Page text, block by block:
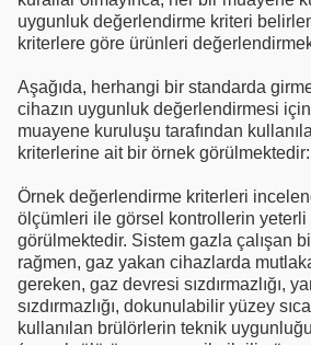
uygunluk değerlendirme kriteri
kriterlere göre ürünleri
Aşağıda, herhangi bir standarda
cihazın uygunluk değerlendirmesi
muayene kuruluşu tarafından
kriterlerine ait bir örnek görülmektedir:
Örnek değerlendirme kriterleri
ölçümleri ile görsel kontrollerin
görülmektedir. Sistem gazla çalışan
rağmen, gaz yakan cihazlarda
gereken, gaz devresi sızdırmazlığı,
sızdırmazlığı, dokunulabilir yüzey
kullanılan brülörlerin teknik